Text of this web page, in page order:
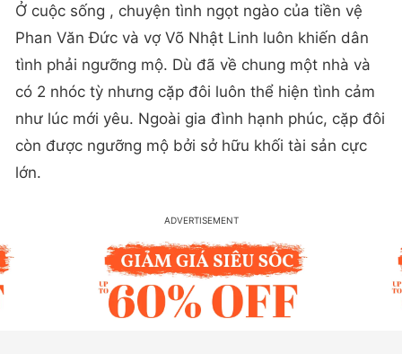
Ở cuộc sống , chuyện tình ngọt ngào của tiền vệ
Phan Văn Đức và vợ Võ Nhật Linh luôn khiến dân
tình phải ngưỡng mộ. Dù đã về chung một nhà và
có 2 nhóc tỳ nhưng cặp đôi luôn thể hiện tình cảm
như lúc mới yêu. Ngoài gia đình hạnh phúc, cặp đôi
còn được ngưỡng mộ bởi sở hữu khối tài sản cực
lớn.